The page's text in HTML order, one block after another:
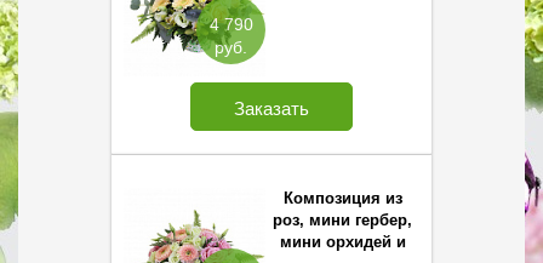
4 790
руб.
Заказать
Композиция из
роз, мини гербер,
мини орхидей и